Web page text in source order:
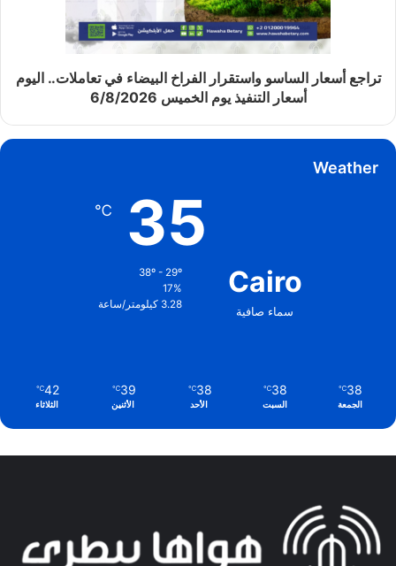
تراجع أسعار الساسو واستقرار الفراخ البيضاء في تعاملات.. اليوم
أسعار التنفيذ يوم الخميس 6/8/2026
Weather
Cairo
سماء صافية
35
℃
38º - 29º
17%
3.28 كيلومتر/ساعة
38
℃
الجمعة
38
℃
السبت
38
℃
الأحد
39
℃
الأثنين
42
℃
الثلاثاء